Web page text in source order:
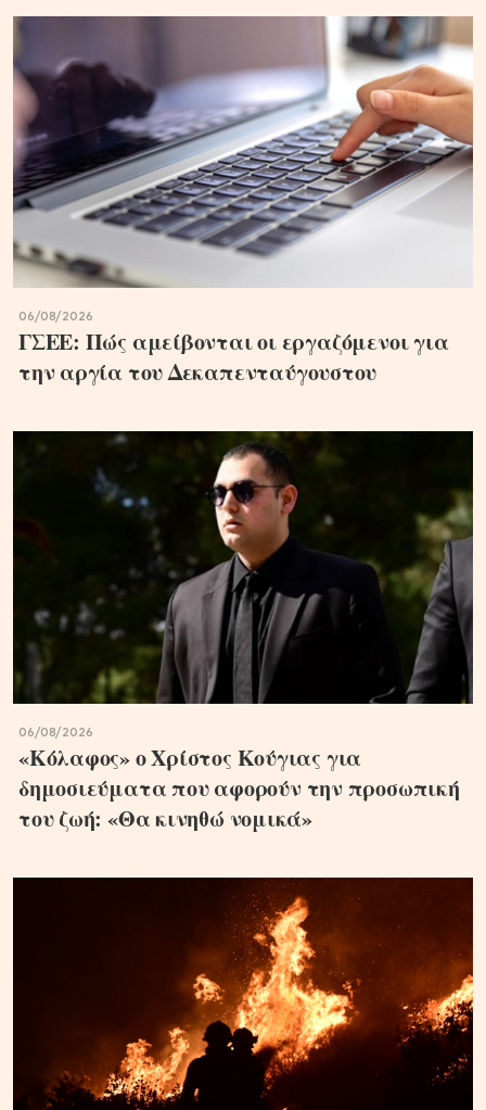
06/08/2026
ΓΣΕΕ: Πώς αμείβονται οι εργαζόμενοι για
την αργία του Δεκαπενταύγουστου
06/08/2026
«Κόλαφος» ο Χρίστος Κούγιας για
δημοσιεύματα που αφορούν την προσωπική
του ζωή: «Θα κινηθώ νομικά»